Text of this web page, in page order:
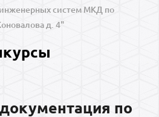
систем МКД по
д. 4"
по